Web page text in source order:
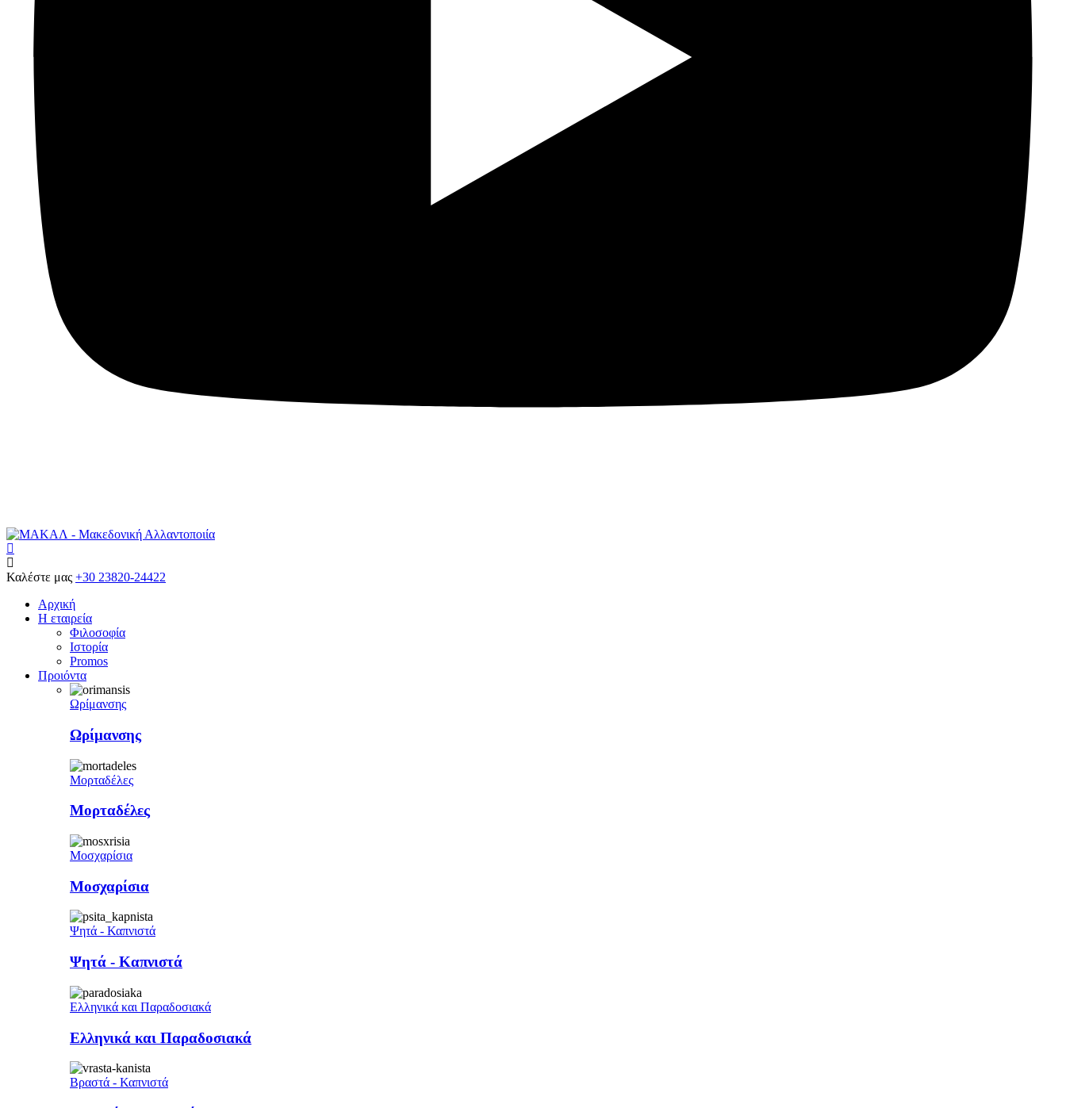
Καλέστε μας +30 23820-24422
Αρχική
Η εταιρεία
Φιλοσοφία
Ιστορία
Promos
Προιόντα
Ωρίμανσης
Ωρίμανσης
Μορταδέλες
Μορταδέλες
Μοσχαρίσια
Μοσχαρίσια
Ψητά - Καπνιστά
Ψητά - Καπνιστά
Ελληνικά και Παραδοσιακά
Ελληνικά και Παραδοσιακά
Βραστά - Καπνιστά